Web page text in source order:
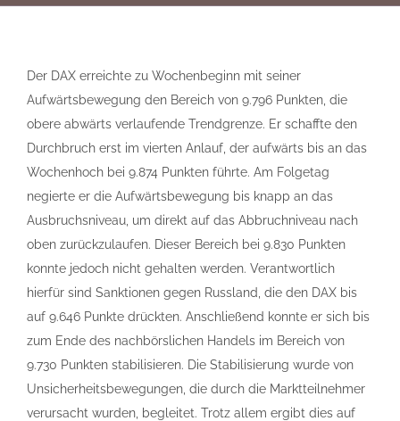
Der DAX erreichte zu Wochenbeginn mit seiner
Aufwärtsbewegung den Bereich von 9.796 Punkten, die
obere abwärts verlaufende Trendgrenze. Er schaffte den
Durchbruch erst im vierten Anlauf, der aufwärts bis an das
Wochenhoch bei 9.874 Punkten führte. Am Folgetag
negierte er die Aufwärtsbewegung bis knapp an das
Ausbruchsniveau, um direkt auf das Abbruchniveau nach
oben zurückzulaufen. Dieser Bereich bei 9.830 Punkten
konnte jedoch nicht gehalten werden. Verantwortlich
hierfür sind Sanktionen gegen Russland, die den DAX bis
auf 9.646 Punkte drückten. Anschließend konnte er sich bis
zum Ende des nachbörslichen Handels im Bereich von
9.730 Punkten stabilisieren. Die Stabilisierung wurde von
Unsicherheitsbewegungen, die durch die Marktteilnehmer
verursacht wurden, begleitet. Trotz allem ergibt dies auf